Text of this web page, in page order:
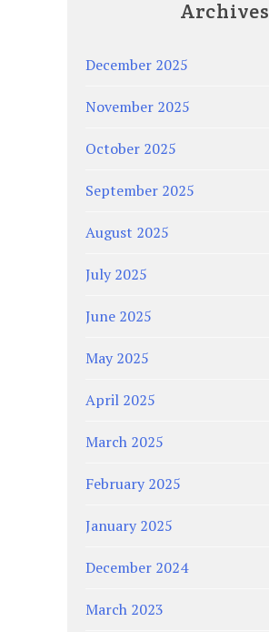
Archives
December 2025
November 2025
October 2025
September 2025
August 2025
July 2025
June 2025
May 2025
April 2025
March 2025
February 2025
January 2025
December 2024
March 2023